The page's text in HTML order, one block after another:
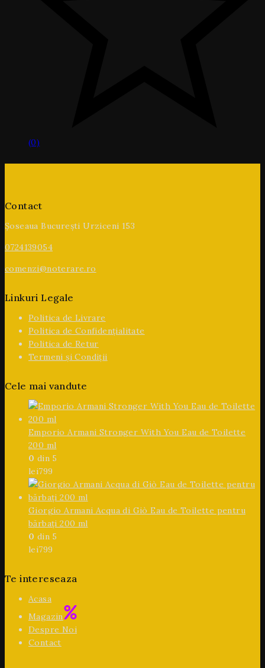
(0)
Contact
Șoseaua București Urziceni 153
0724139054
comenzi@noterare.ro
Linkuri Legale
Politica de Livrare
Politica de Confidențialitate
Politica de Retur
Termeni și Condiții
Cele mai vandute
Emporio Armani Stronger With You Eau de Toilette
200 ml
0 din 5
lei799
Giorgio Armani Acqua di Giò Eau de Toilette pentru
bărbați 200 ml
0 din 5
lei799
Te intereseaza
Acasa
Magazin
Despre Noi
Contact